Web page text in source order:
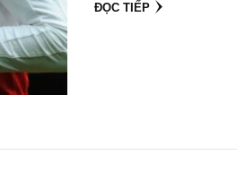
ĐỌC TIẾP